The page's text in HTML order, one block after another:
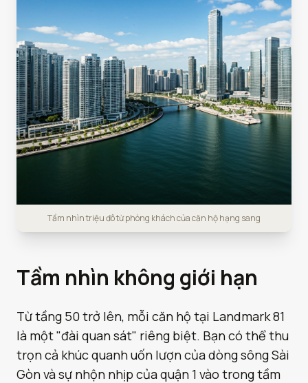
Tầm nhìn triệu đô từ phòng khách của căn hộ hạng sang
Tầm nhìn không giới hạn
Từ tầng 50 trở lên, mỗi căn hộ tại Landmark 81
là một "đài quan sát" riêng biệt. Bạn có thể thu
trọn cả khúc quanh uốn lượn của dòng sông Sài
Gòn và sự nhộn nhịp của quận 1 vào trong tầm